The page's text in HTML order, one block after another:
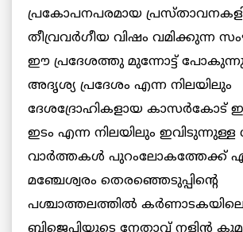
പ്രകോപനപരമായ
തീവ്രവർഗീയ വിഷം വമിക്കുന്ന
ഈ പ്രദേശത്തു മുന്നോട്ട്
അദൃശ്യ പ്രദേശം എന്ന നിലയിലും
ദേശദ്രോഹികളായ കാസര്‍കോട്
ഇടം എന്ന നിലയിലും ഇവിടുന്നുള്ള
വാർത്തകൾ പുറംലോകത്തേക്ക്
മഞ്ചേശ്വരം തെരഞ്ഞെടുപ്പിന്റെ
പശ്ചാത്തലത്തിൽ